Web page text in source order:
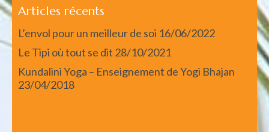
Articles récents
L’envol pour un meilleur de soi 16/06/2022
Le Tipi où tout se dit 28/10/2021
Kundalini Yoga – Enseignement de Yogi Bhajan
23/04/2018